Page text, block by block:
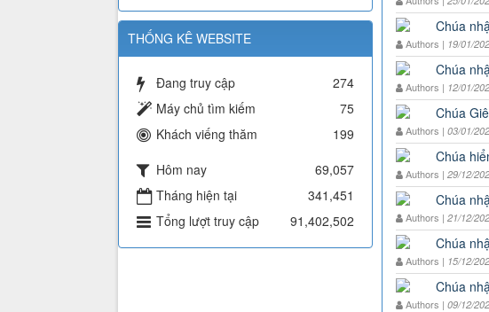
THỐNG KÊ WEBSITE
Đang truy cập
274
Máy chủ tìm kiếm
75
Khách viếng thăm
199
Hôm nay
69,057
Tháng hiện tại
341,451
Tổng lượt truy cập
91,402,502
Chúa
Authors | 19/01/
Chúa
Authors | 12/01/
Chúa
Authors | 03/01/
Chúa
Authors | 29/12/
Chúa
Authors | 21/12/
Chúa
Authors | 15/12/
Chúa
Authors | 09/12/